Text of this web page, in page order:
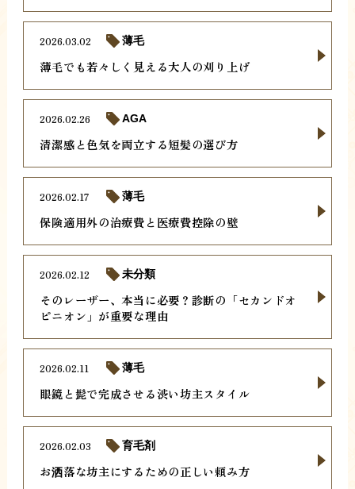
薄毛でも若々しく見える大人の刈り上げ
2026.03.02 薄毛
清潔感と色気を両立する短髪の選び方
2026.02.26 AGA
保険適用外の治療費と医療費控除の壁
2026.02.17 薄毛
そのレーザー、本当に必要？診断の「セカンドオ
ピニオン」が重要な理由
2026.02.12 未分類
眼鏡と髭で完成させる渋い坊主スタイル
2026.02.11 薄毛
お洒落な坊主にするための正しい頼み方
2026.02.03 育毛剤